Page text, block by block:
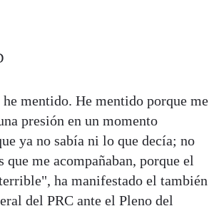
mentido. He mentido porque me
presión en un momento
ya no sabía ni lo que decía; no
me acompañaban, porque el
ha manifestado el también
del PRC ante el Pleno del